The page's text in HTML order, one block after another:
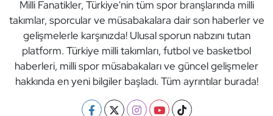
Milli Fanatikler, Türkiye'nin tüm spor branşlarında milli
takımlar, sporcular ve müsabakalara dair son haberler ve
gelişmelerle karşınızda! Ulusal sporun nabzını tutan
platform. Türkiye milli takımları, futbol ve basketbol
haberleri, milli spor müsabakaları ve güncel gelişmeler
hakkında en yeni bilgiler başladı. Tüm ayrıntılar burada!